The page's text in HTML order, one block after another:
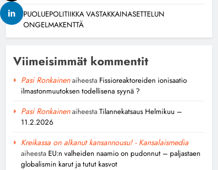
PUOLUEPOLITIIKKA VASTAKKAINASETTELUN
ONGELMAKENTTÄ
Viimeisimmät kommentit
Pasi Ronkainenaiheesta Fissioreaktoreiden ionisaatio
ilmastonmuutoksen todellisena syynä ?
Pasi RonkainenaiheestaTilannekatsaus Helmikuu –
11.2.2026
Kreikassa on alkanut kansannousu! - Kansalaismedia
aiheesta EU:n valheiden naamio on pudonnut – paljastaen
globalismin karut ja tutut kasvot